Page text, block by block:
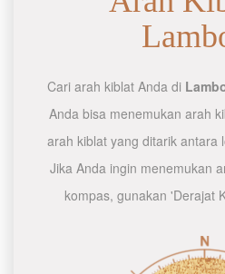
Cari arah kiblat Anda di
Anda bisa menemukan arah
arah kiblat yang ditarik antara
Jika Anda ingin menemukan
kompas, gunakan 'Derajat